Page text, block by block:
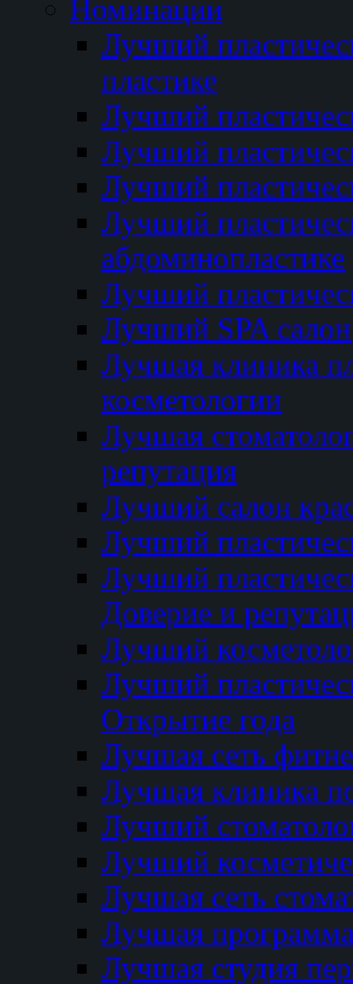
Номинации
Лучший
пластике
Лучший
Лучший
Лучший
Лучший
абдоминопластике
Лучший
Лучший SPA салон
Лучшая клиника
косметологии
Лучшая
репутация
Лучший салон
Лучший
Лучший
Доверие и
Лучший
Лучший
Открытие года
Лучшая сеть
Лучшая клиника
Лучший
Лучший
Лучшая сеть
Лучшая программа
Лучшая студия